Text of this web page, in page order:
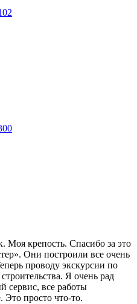
Моя крепость. Спасибо за это
Они построили все очень
проводу экскурсии по
Я очень рад
сервис, все работы
просто что-то.